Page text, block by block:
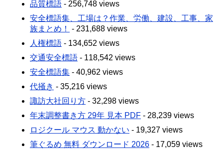
品質標語 - 256,748 views
安全標語集、工場は？作業、労働、建設、工事、家
族まとめ！
- 231,688 views
人権標語 - 134,652 views
交通安全標語 - 118,542 views
安全標語集 - 40,962 views
代掻き - 35,216 views
諏訪大社回り方 - 32,298 views
年末調整書き方 29年 見本 PDF - 28,239 views
ロジクール マウス 動かない - 19,327 views
筆ぐるめ 無料 ダウンロード 2026 - 17,059 views